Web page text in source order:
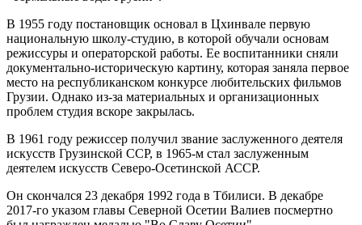
В 1955 году постановщик основал в Цхинвале первую
национальную школу-студию, в которой обучали основам
режиссуры и операторской работы. Ее воспитанники сняли
документально-историческую картину, которая заняла первое
место на республиканском конкурсе любительских фильмов
Грузии. Однако из-за материальных и организационных
проблем студия вскоре закрылась.
В 1961 году режиссер получил звание заслуженного деятеля
искусств Грузинской ССР, в 1965-м стал заслуженным
деятелем искусств Северо-Осетинской АССР.
Он скончался 23 декабря 1992 года в Тбилиси. В декабре
2017-го указом главы Северной Осетии Валиев посмертно